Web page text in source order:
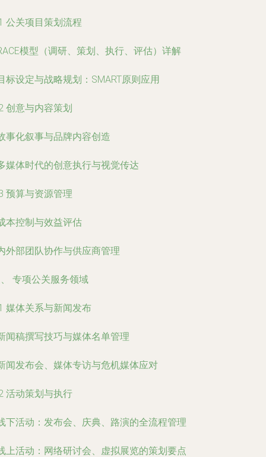
公关项目策划流程
模型（调研、策划、执行、评估）详解
标设定与战略规划：SMART原则应用
创意与内容策划
事化叙事与品牌内容创造
媒体时代的创意执行与视觉传达
预算与资源管理
本控制与效益评估
外部团队协作与供应商管理
专项公关服务领域
媒体关系与新闻发布
闻稿撰写技巧与媒体名单管理
闻发布会、媒体专访与危机媒体应对
活动策划与执行
下活动：发布会、庆典、路演的全流程管理
上活动：网络研讨会、虚拟展览的策划要点